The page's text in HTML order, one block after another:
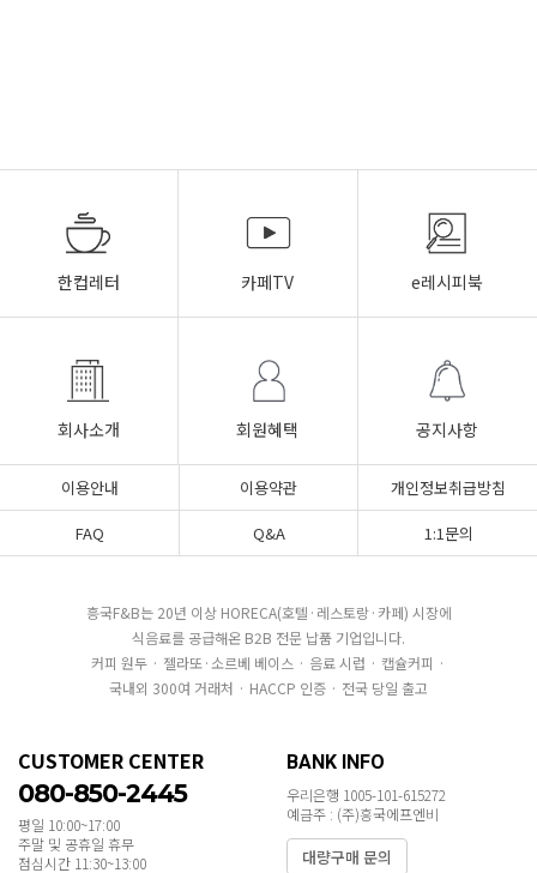
한컵레터 카페TV e레시피북
회사소개 회원혜택 공지사항
이용안내 이용약관
개인정보취급방침
FAQ
Q&A 1:1문의
흥국F&B는 20년 이상 HORECA(호텔·레스토랑·카페) 시장에
식음료를 공급해온 B2B 전문 납품 기업입니다.
커피 원두 · 젤라또·소르베 베이스 · 음료 시럽 · 캡슐커피 ·
국내외 300여 거래처 · HACCP 인증 · 전국 당일 출고
CUSTOMER CENTER
080-850-2445
평일 10:00~17:00
주말 및 공휴일 휴무
점심시간 11:30~13:00
BANK INFO
우리은행 1005-101-615272
예금주 : (주)흥국에프엔비
대량구매 문의